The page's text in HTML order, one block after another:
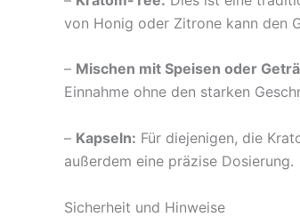
von Honig oder Zitrone kann den
– Mischen mit Speisen oder
Einnahme ohne den starken
– Kapseln: Für diejenigen, die
außerdem eine präzise Dosierung.
Sicherheit und Hinweise